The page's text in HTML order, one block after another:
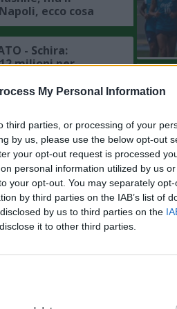
My Personal Information
third parties, or processing of your
by us, please use the below opt-out
your opt-out request is processed
personal information utilized by us
your opt-out. You may separately
by third parties on the IAB’s list of
by us to third parties on the
it to other third parties.
ecco cosa
- Schira:
milioni per
sul mercato, per i
sarà il primo a
- Roma, ai
Pellegrini, le
punta a
la situazione
del